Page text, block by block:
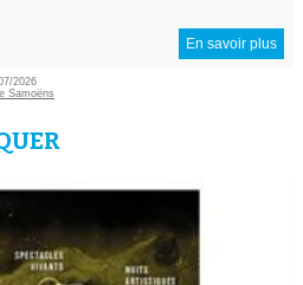
En savoir plus
2026
Samoëns